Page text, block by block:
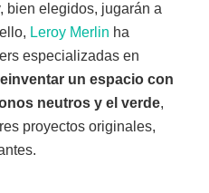
bien elegidos, jugarán a
Leroy Merlin ha
especializadas en
un espacio con
neutros y el verde,
proyectos originales,